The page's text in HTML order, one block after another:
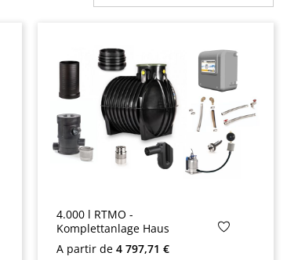
4.000 l RTMO -
Komplettanlage Haus
Preço normal:
A partir de 4 797,71 €